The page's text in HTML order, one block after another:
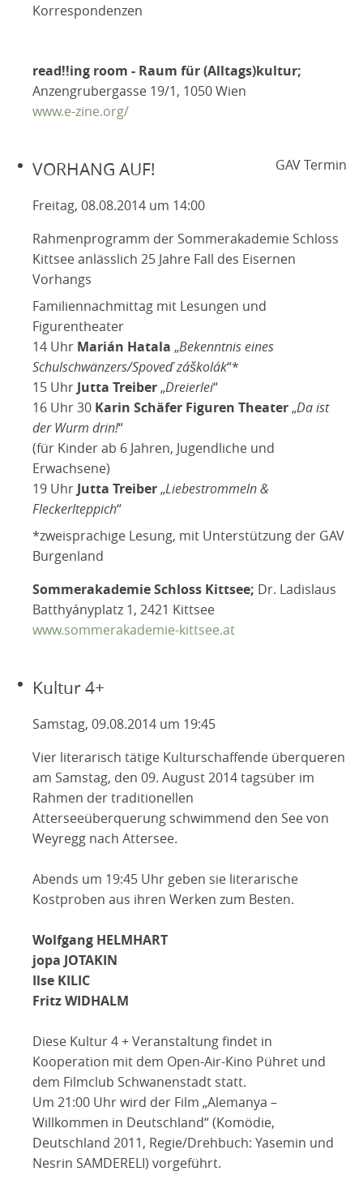
Korrespondenzen
read!!ing room - Raum für (Alltags)kultur;
Anzengrubergasse 19/1, 1050 Wien
www.e-zine.org/
VORHANG AUF! GAV Termin
Freitag, 08.08.2014 um 14:00
Rahmenprogramm der Sommerakademie Schloss
Kittsee anlässlich 25 Jahre Fall des Eisernen
Vorhangs
Familiennachmittag mit Lesungen und
Figurentheater
14 Uhr Marián Hatala „Bekenntnis eines
Schulschwänzers/Spoveď záškolák“*
15 Uhr Jutta Treiber„Dreierlei“
16 Uhr 30 Karin Schäfer Figuren Theater„Da ist
der Wurm drin!“
(für Kinder ab 6 Jahren, Jugendliche und
Erwachsene)
19 Uhr Jutta Treiber„Liebestrommeln &
Fleckerlteppich“
*zweisprachige Lesung, mit Unterstützung der GAV
Burgenland
Sommerakademie Schloss Kittsee; Dr. Ladislaus
Batthyányplatz 1, 2421 Kittsee
www.sommerakademie-kittsee.at
Kultur 4+
Samstag, 09.08.2014 um 19:45
Vier literarisch tätige Kulturschaffende überqueren
am Samstag, den 09. August 2014 tagsüber im
Rahmen der traditionellen
Atterseeüberquerung schwimmend den See von
Weyregg nach Attersee.
Abends um 19:45 Uhr geben sie literarische
Kostproben aus ihren Werken zum Besten.
Wolfgang HELMHART
jopa JOTAKIN
Ilse KILIC
Fritz WIDHALM
Diese Kultur 4 + Veranstaltung findet in
Kooperation mit dem Open-Air-Kino Pühret und
dem Filmclub Schwanenstadt statt.
Um 21:00 Uhr wird der Film „Alemanya –
Willkommen in Deutschland“ (Komödie,
Deutschland 2011, Regie/Drehbuch: Yasemin und
Nesrin SAMDERELI) vorgeführt.